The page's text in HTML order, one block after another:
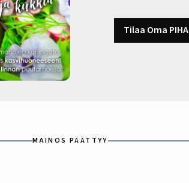
Tilaa Oma PIHA
MAINOS PÄÄTTYY